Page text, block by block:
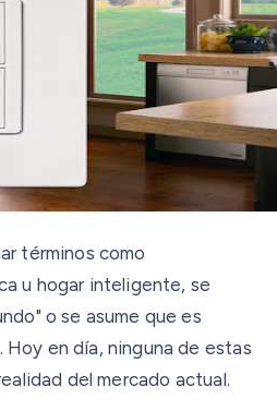
términos como
u hogar inteligente, se
o se asume que es
en día, ninguna de estas
del mercado actual.